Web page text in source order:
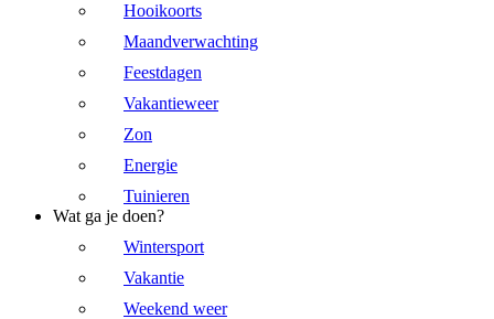
Hooikoorts
Maandverwachting
Feestdagen
Vakantieweer
Zon
Energie
Tuinieren
Wat ga je doen?
Wintersport
Vakantie
Weekend weer